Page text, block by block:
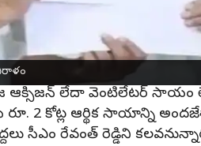
చేతుల మీదుగా
ఆక్సిజన్ లేదా వెంటిలేటర్ సాయం
రూ. 2 కోట్ల ఆర్థిక సాయాన్ని
సీఎం రేవంత్ రెడ్డిని